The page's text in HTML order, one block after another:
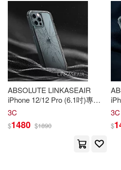
Richard(50)
中國科學技術協會(50)
小牛頓科學教育有限公司
(50)
株式会社サーチフィール
Edition(49)
南京大學出版社(336)
中南大學出版社(334)
江西教育出版社(325)
北京師範大學出版社(323)
人民軍醫出版社(316)
ABSOLUTE LINKASEAIR
iPhone 12/12 Pro (6.1吋)專用
電子蝕刻技術防摔抗變色抗菌
Pro專用
3C
$1480 $1890
電
3C
$